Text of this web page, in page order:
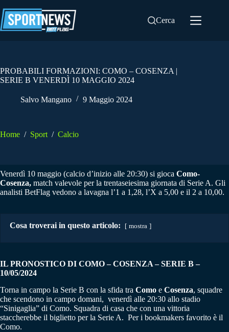
al
contenuto
Cerca
PROBABILI FORMAZIONI: COMO – COSENZA |
SERIE B VENERDÌ 10 MAGGIO 2024
Salvo Mangano 9 Maggio 2024
Home / Sport / Calcio
Venerdì 10 maggio (calcio d’inizio alle 20:30) si gioca Como-
Cosenza, match valevole per la trentaseiesima giornata di Serie A. Gli
analisti BetFlag vedono a lavagna l’1 a 1,28, l’X a 5,00 e il 2 a 10,00.
Cosa troverai in questo articolo: mostra
IL PRONOSTICO DI COMO – COSENZA – SERIE B –
10/05/2024
Torna in campo la Serie B con la sfida tra Como e Cosenza, squadre
che scendono in campo domani, venerdì alle 20:30 allo stadio
“Sinigaglia” di Como. Squadra di casa che con una vittoria
staccherebbe il biglietto per la Serie A. Per i bookmakers favorito è il
Como.